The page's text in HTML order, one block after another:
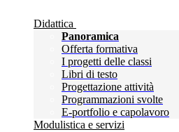
Didattica
Panoramica
Offerta formativa
I progetti delle classi
Libri di testo
Progettazione attività
Programmazioni svolte
E-portfolio e capolavoro
Modulistica e servizi